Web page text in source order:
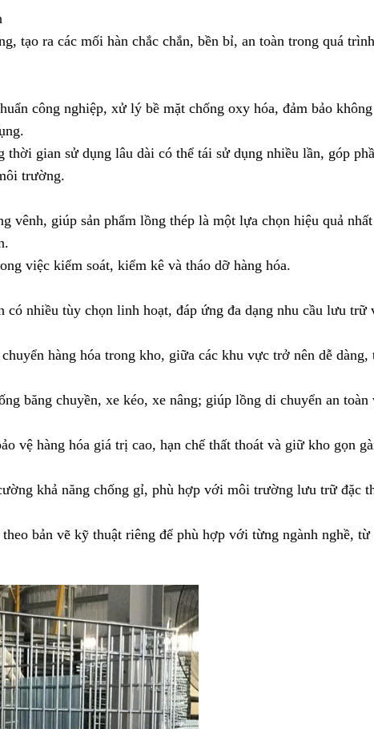
tạo ra các mối hàn chắc chắn, bền bỉ, an toàn trong quá
công nghiệp, xử lý bề mặt chống oxy hóa, đảm bảo không
gian sử dụng lâu dài có thể tái sử dụng nhiều lần, góp
trường.
vênh, giúp sản phẩm lồng thép là một lựa chọn hiệu quả
việc kiểm soát, kiểm kê và tháo dỡ hàng hóa.
nhiều tùy chọn linh hoạt, đáp ứng đa dạng nhu cầu lưu trữ
hàng hóa trong kho, giữa các khu vực trở nên dễ dàng,
băng chuyền, xe kéo, xe nâng; giúp lồng di chuyển an toàn
vệ hàng hóa giá trị cao, hạn chế thất thoát và giữ kho gọn
khả năng chống gỉ, phù hợp với môi trường lưu trữ đặc
bản vẽ kỹ thuật riêng để phù hợp với từng ngành nghề, từ